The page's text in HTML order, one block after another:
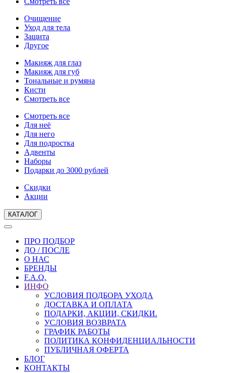
Очищение
Уход для тела
Защита
Другое
Макияж для глаз
Макияж для губ
Тональные и румяна
Кисти
Смотреть все
Смотреть все
Для неё
Для него
Для подростка
Адвенты
Наборы
Подарки до 3000 рублей
Скидки
Акции
КАТАЛОГ
ПРО ПОДБОР
ДО / ПОСЛЕ
О НАС
БРЕНДЫ
F.A.Q.
ИНФО
УСЛОВИЯ ПОДБОРА УХОДА
ДОСТАВКА И ОПЛАТА
ПОДАРКИ, АКЦИИ, СКИДКИ.
УСЛОВИЯ ВОЗВРАТА
ГРАФИК РАБОТЫ
ПОЛИТИКА КОНФИДЕНЦИАЛЬНОСТИ
ПУБЛИЧНАЯ ОФЕРТА
БЛОГ
КОНТАКТЫ